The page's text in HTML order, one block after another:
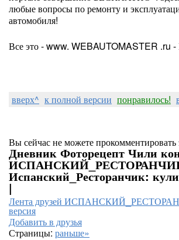
любые вопросы по ремонту и
автомобиля!
Все это - www. WEBAUTOMASTER .ru -
вверх^ к полной версии понравилось!
Вы сейчас не можете прокомментировать
Дневник Фоторецепт Чили
Испанский_Ресторанчик:
|
Лента друзей
версия
Добавить в друзья
Страницы: раньше»